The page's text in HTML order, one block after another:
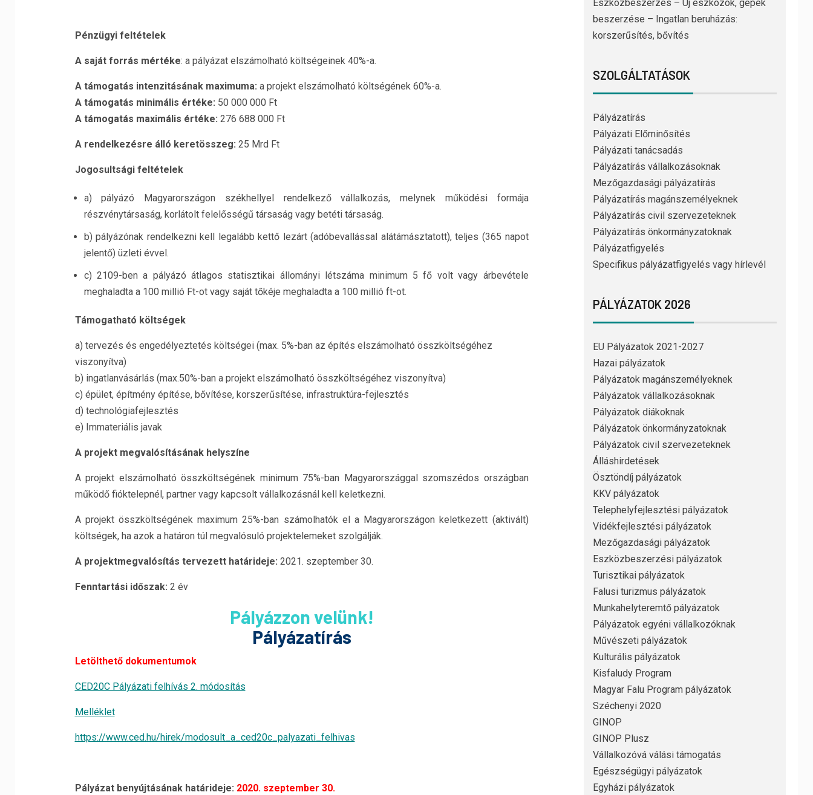
Pénzügyi feltételek
A saját forrás mértéke: a pályázat elszámolható költségeinek 40%-a.
A támogatás intenzitásának maximuma: a projekt elszámolható költségének 60%-a.
A támogatás minimális értéke: 50 000 000 Ft
A támogatás maximális értéke: 276 688 000 Ft
A rendelkezésre álló keretösszeg: 25 Mrd Ft
Jogosultsági feltételek
a) pályázó Magyarországon székhellyel rendelkező vállalkozás, melynek működési formája
részvénytársaság, korlátolt felelősségű társaság vagy betéti társaság.
b) pályázónak rendelkezni kell legalább kettő lezárt (adóbevallással alátámásztatott), teljes (365 napot
jelentő) üzleti évvel.
c) 2109-ben a pályázó átlagos statisztikai állományi létszáma minimum 5 fő volt vagy árbevétele
meghaladta a 100 millió Ft-ot vagy saját tőkéje meghaladta a 100 millió ft-ot.
Támogatható költségek
a) tervezés és engedélyeztetés költségei (max. 5%-ban az építés elszámolható összköltségéhez
viszonyítva)
b) ingatlanvásárlás (max.50%-ban a projekt elszámolható összköltségéhez viszonyítva)
c) épület, építmény építése, bővítése, korszerűsítése, infrastruktúra-fejlesztés
d) technológiafejlesztés
e) Immateriális javak
A projekt megvalósításának helyszíne
A projekt elszámolható összköltségének minimum 75%-ban Magyarországgal szomszédos országban
működő fióktelepnél, partner vagy kapcsolt vállalkozásnál kell keletkezni.
A projekt összköltségének maximum 25%-ban számolhatók el a Magyarországon keletkezett (aktivált)
költségek, ha azok a határon túl megvalósuló projektelemeket szolgálják.
A projektmegvalósítás tervezett határideje: 2021. szeptember 30.
Fenntartási időszak: 2 év
Pályázzon velünk!
Pályázatírás
Letölthető dokumentumok
CED20C Pályázati felhívás 2. módosítás
Melléklet
https://www.ced.hu/hirek/modosult_a_ced20c_palyazati_felhivas
Pályázat benyújtásának határideje: 2020. szeptember 30.
Eszközbeszerzés – Új eszközök, gépek
beszerzése – Ingatlan beruházás:
korszerűsítés, bővítés
SZOLGÁLTATÁSOK
Pályázatírás
Pályázati Előminősítés
Pályázati tanácsadás
Pályázatírás vállalkozásoknak
Mezőgazdasági pályázatírás
Pályázatírás magánszemélyeknek
Pályázatírás civil szervezeteknek
Pályázatírás önkormányzatoknak
Pályázatfigyelés
Specifikus pályázatfigyelés vagy hírlevél
PÁLYÁZATOK 2026
EU Pályázatok 2021-2027
Hazai pályázatok
Pályázatok magánszemélyeknek
Pályázatok vállalkozásoknak
Pályázatok diákoknak
Pályázatok önkormányzatoknak
Pályázatok civil szervezeteknek
Álláshirdetések
Ösztöndíj pályázatok
KKV pályázatok
Telephelyfejlesztési pályázatok
Vidékfejlesztési pályázatok
Mezőgazdasági pályázatok
Eszközbeszerzési pályázatok
Turisztikai pályázatok
Falusi turizmus pályázatok
Munkahelyteremtő pályázatok
Pályázatok egyéni vállalkozóknak
Művészeti pályázatok
Kulturális pályázatok
Kisfaludy Program
Magyar Falu Program pályázatok
Széchenyi 2020
GINOP
GINOP Plusz
Vállalkozóvá válási támogatás
Egészségügyi pályázatok
Egyházi pályázatok